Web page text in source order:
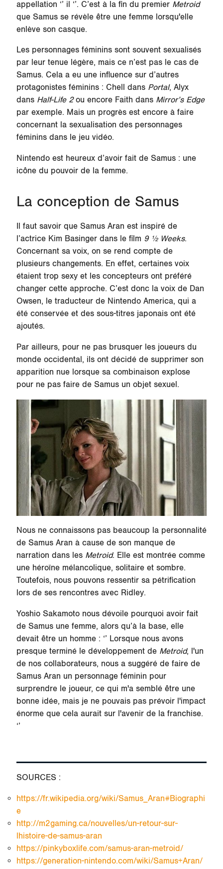
appellation ‘’ il ‘’. C’est à la fin du premier Metroid
que Samus se révèle être une femme lorsqu'elle
enlève son casque.
Les personnages féminins sont souvent sexualisés
par leur tenue légère, mais ce n’est pas le cas de
Samus. Cela a eu une influence sur d’autres
protagonistes féminins : Chell dans Portal, Alyx
dans Half-Life 2ou encore Faith dans Mirror’s Edge
par exemple. Mais un progrès est encore à faire
concernant la sexualisation des personnages
féminins dans le jeu vidéo.
Nintendo est heureux d’avoir fait de Samus : une
icône du pouvoir de la femme.
La conception de Samus
Il faut savoir que Samus Aran est inspiré de
l’actrice Kim Basinger dans le film 9 ½ Weeks.
Concernant sa voix, on se rend compte de
plusieurs changements. En effet, certaines voix
étaient trop sexy et les concepteurs ont préféré
changer cette approche. C’est donc la voix de Dan
Owsen, le traducteur de Nintendo America, qui a
été conservée et des sous-titres japonais ont été
ajoutés.
Par ailleurs, pour ne pas brusquer les joueurs du
monde occidental, ils ont décidé de supprimer son
apparition nue lorsque sa combinaison explose
pour ne pas faire de Samus un objet sexuel.
Nous ne connaissons pas beaucoup la personnalité
de Samus Aran à cause de son manque de
narration dans les Metroid. Elle est montrée comme
une héroïne mélancolique, solitaire et sombre.
Toutefois, nous pouvons ressentir sa pétrification
lors de ses rencontres avec Ridley.
Yoshio Sakamoto nous dévoile pourquoi avoir fait
de Samus une femme, alors qu’à la base, elle
devait être un homme : ‘’ Lorsque nous avons
presque terminé le développement de Metroid, l'un
de nos collaborateurs, nous a suggéré de faire de
Samus Aran un personnage féminin pour
surprendre le joueur, ce qui m'a semblé être une
bonne idée, mais je ne pouvais pas prévoir l'impact
énorme que cela aurait sur l'avenir de la franchise.
‘’
SOURCES :
https://fr.wikipedia.org/wiki/Samus_Aran#Biographi
e
http://m2gaming.ca/nouvelles/un-retour-sur-
lhistoire-de-samus-aran
https://pinkyboxlife.com/samus-aran-metroid/
https://generation-nintendo.com/wiki/Samus+Aran/